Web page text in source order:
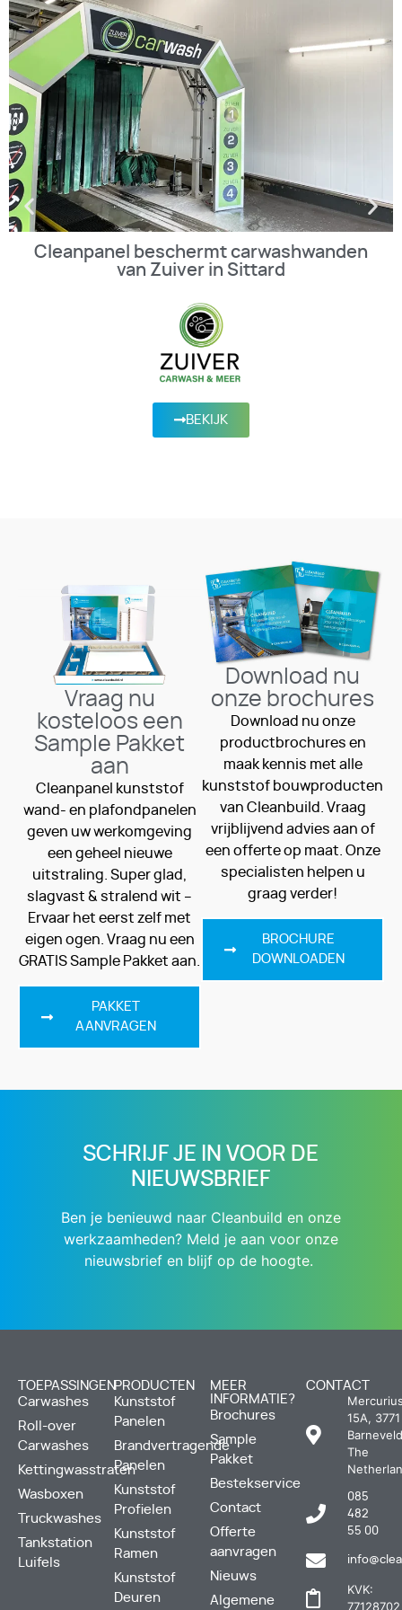
Cleanpanel beschermt carwashwanden
van Zuiver in Sittard
BEKIJK
Vraag nu
kosteloos een
Sample Pakket
aan
Cleanpanel kunststof
wand- en plafondpanelen
geven uw werkomgeving
een geheel nieuwe
uitstraling. Super glad,
slagvast & stralend wit –
Ervaar het eerst zelf met
eigen ogen. Vraag nu een
GRATIS Sample Pakket aan.
PAKKET
AANVRAGEN
Download nu
onze brochures
Download nu onze
productbrochures en
maak kennis met alle
kunststof bouwproducten
van Cleanbuild. Vraag
vrijblijvend advies aan of
een offerte op maat. Onze
specialisten helpen u
graag verder!
BROCHURE
DOWNLOADEN
SCHRIJF JE IN VOOR DE
NIEUWSBRIEF
Ben je benieuwd naar Cleanbuild en onze
werkzaamheden? Meld je aan voor onze
nieuwsbrief en blijf op de hoogte.
TOEPASSINGEN
Carwashes
Roll-over
Carwashes
Kettingwasstraten
Wasboxen
Truckwashes
Tankstation
Luifels
PRODUCTEN
Kunststof
Panelen
Brandvertragende
Panelen
Kunststof
Profielen
Kunststof
Ramen
Kunststof
Deuren
MEER
INFORMATIE?
Brochures
Sample
Pakket
Bestekservice
Contact
Offerte
aanvragen
Nieuws
Algemene
CONTACT
15A,
The
085
482
55 00
KVK:
77128702